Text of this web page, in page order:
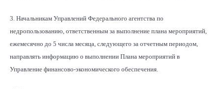
3. Начальникам Управлений Федерального агентства по
недропользованию, ответственным за выполнение плана мероприятий,
ежемесячно до 5 числа месяца, следующего за отчетным периодом,
направлять информацию о выполнении Плана мероприятий в
Управление финансово-экономического обеспечения.